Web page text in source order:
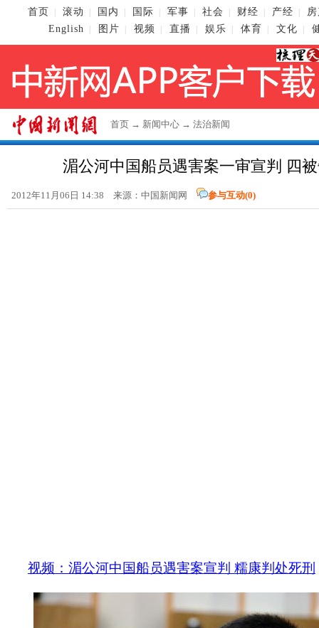
首页 滚动 国内 国际 军事 社会 财经 产经
English
图片 视频 直播 娱乐 体育 文化
首页 → 新闻中心 → 法治新闻
湄公河中国船员遇害案一审宣判 四
2012年11月06日 14:38 来源： 中国新闻网 参与互动(0)
视频：湄公河中国船员遇害案宣判 糯康判处死刑